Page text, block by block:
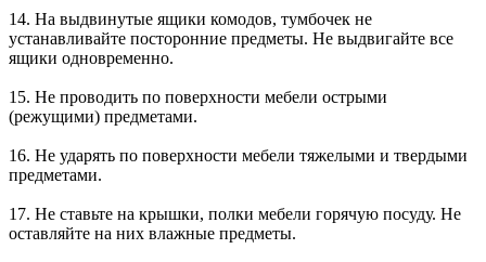
14. На выдвинутые ящики комодов, тумбочек не
устанавливайте посторонние предметы. Не выдвигайте все
ящики одновременно.
15. Не проводить по поверхности мебели острыми
(режущими) предметами.
16. Не ударять по поверхности мебели тяжелыми и твердыми
предметами.
17. Не ставьте на крышки, полки мебели горячую посуду. Не
оставляйте на них влажные предметы.